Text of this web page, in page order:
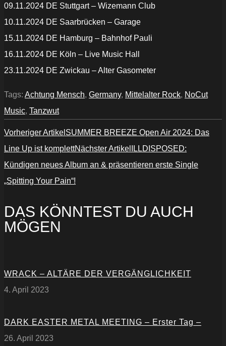
09.11.2024 DE Stuttgart – Wizemann Club
10.11.2024 DE Saarbrücken – Garage
15.11.2024 DE Hamburg – Bahnhof Pauli
16.11.2024 DE Köln – Live Music Hall
23.11.2024 DE Zwickau – Alter Gasometer
Tags: Achtung Mensch, Germany, Mittelalter Rock, NoCut
Music, Tanzwut
Vorheriger Artikel SUMMER BREEZE Open Air 2024: Das
Line Up ist komplettNächster Artikel
ILLDISPOSED:
Kündigen neues Album an & präsentieren erste Single
„Spitting Your Pain“!
DAS KÖNNTEST DU AUCH
MÖGEN
WRACK – ALTÄRE DER VERGÄNGLICHKEIT
4. April 2023
DARK EASTER METAL MEETING – Erster Tag –
26. April 2023